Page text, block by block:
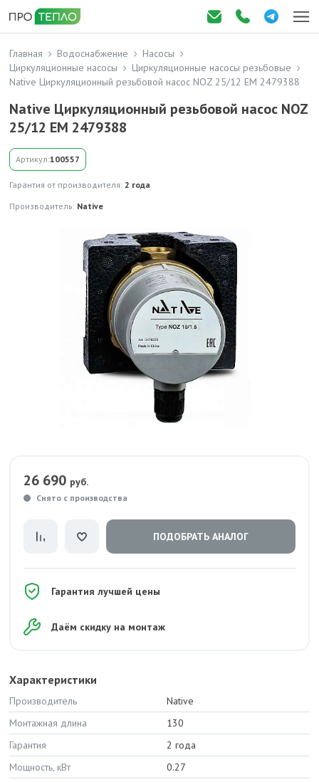
Главная Водоснабжение
Насосы
Циркуляционные насосы
Циркуляционные насосы резьбовые
Native Циркуляционный резьбовой насос NOZ 25/12 EM 2479388
Native Циркуляционный резьбовой насос NOZ
25/12 EM 2479388
Артикул:100557
Гарантия от производителя: 2 года
Производитель: Native
26 690 руб.
Снято с производства
ПОДОБРАТЬ АНАЛОГ
Гарантия лучшей цены
Даём скидку на монтаж
Характеристики
Производитель
Native
Монтажная длина
130
Гарантия
2 года
Мощность, кВт
0.27